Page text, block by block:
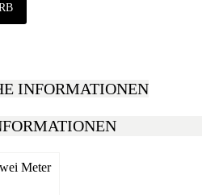
INFORMATIONEN
Meter